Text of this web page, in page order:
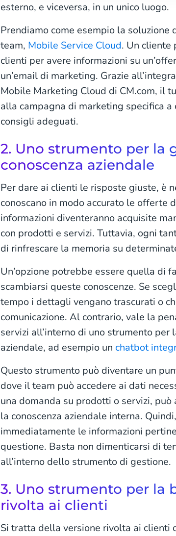
esterno, e viceversa, in un unico luogo.
Prendiamo come esempio la soluzione
team, Mobile Service Cloud. Un cliente
clienti per avere informazioni su
un’email di marketing. Grazie
Mobile Marketing Cloud di CM.com, il
alla campagna di marketing specifica
consigli adeguati.
2. Uno strumento per la
conoscenza aziendale
Per dare ai clienti le risposte giuste, è
conoscano in modo accurato le offerte
informazioni diventeranno acquisite
con prodotti e servizi. Tuttavia, ogni
di rinfrescare la memoria su
Un’opzione potrebbe essere quella di
scambiarsi queste conoscenze. Se
tempo i dettagli vengano trascurati o
comunicazione. Al contrario, vale la
servizi all’interno di uno strumento per
aziendale, ad esempio un chatbot
Questo strumento può diventare un
dove il team può accedere ai dati
una domanda su prodotti o servizi,
la conoscenza aziendale interna.
immediatamente le informazioni
questione. Basta non dimenticarsi di
all’interno dello strumento di gestione.
3. Uno strumento per la
rivolta ai clienti
Si tratta della versione rivolta ai